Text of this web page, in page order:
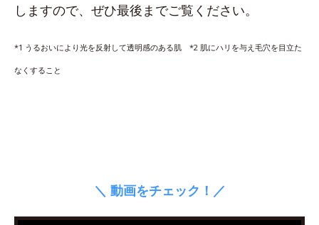
しますので、ぜひ最後までご覧ください。
*1 うるおいにより光を反射して透明感のある肌 *2 肌にハリを与え毛穴を目立た
なくすること
＼ 動画をチェック！／